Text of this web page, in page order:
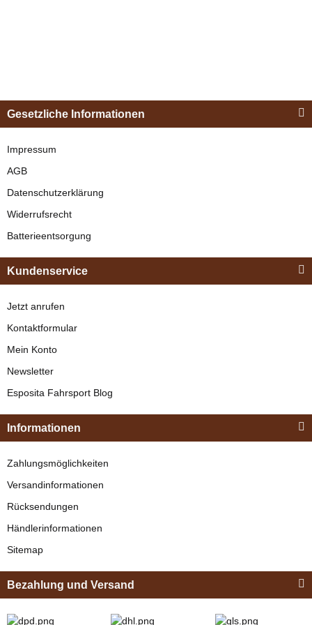
Zilco
SL Plus
Zweispännergeschirr
Zilco
Brustblatt
479,95 € - 489,95 €
"Shettyglück"
"Shettyglück"
Braun
329,00 €*
Gesetzliche Informationen
Impressum
AGB
Datenschutzerklärung
Widerrufsrecht
Batterieentsorgung
Kundenservice
Jetzt anrufen
Kontaktformular
Mein Konto
Newsletter
Esposita Fahrsport Blog
Informationen
Zahlungsmöglichkeiten
Versandinformationen
Rücksendungen
Händlerinformationen
Sitemap
Bezahlung und Versand